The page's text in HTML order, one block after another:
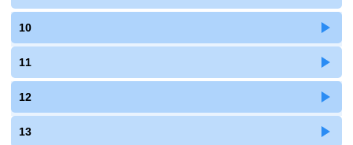
10
11
12
13